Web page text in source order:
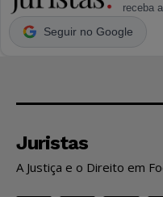
receba
Seguir no Google
Juristas
A Justiça e o Direito em